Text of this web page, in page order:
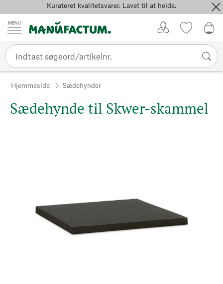
Spring til indholdKurateret kvalitetsvarer. Lavet til at holde.
Hjemmeside Sædehynder
Sædehynde til Skwer-skammel